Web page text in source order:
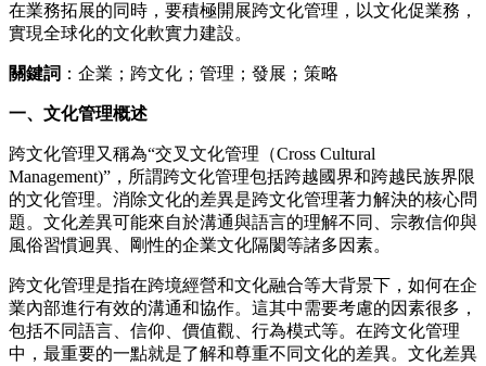
在業務拓展的同時，要積極開展跨文化管理，以文化促業務，
實現全球化的文化軟實力建設。
關鍵詞 ：企業；跨文化；管理；發展；策略
一、文化管理概述
跨文化管理又稱為“交叉文化管理 （Cross Cultural
Management)”，所謂跨文化管理包括跨越國界和跨越民族界限
的文化管理。消除文化的差異是跨文化管理著力解決的核心問
題。文化差異可能來自於溝通與語言的理解不同、宗教信仰與
風俗習慣迥異、剛性的企業文化隔閡等諸多因素。
跨文化管理是指在跨境經營和文化融合等大背景下，如何在企
業內部進行有效的溝通和協作。這其中需要考慮的因素很多，
包括不同語言、信仰、價值觀、行為模式等。在跨文化管理
中，最重要的一點就是了解和尊重不同文化的差異。文化差異